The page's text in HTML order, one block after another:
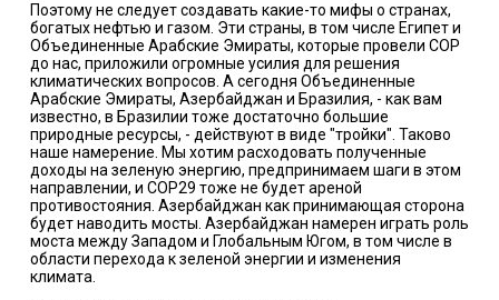
Поэтому не следует создавать какие-то мифы о странах,
богатых нефтью и газом. Эти страны, в том числе Египет и
Объединенные Арабские Эмираты, которые провели СОР
до нас, приложили огромные усилия для решения
климатических вопросов. А сегодня Объединенные
Арабские Эмираты, Азербайджан и Бразилия, - как вам
известно, в Бразилии тоже достаточно большие
природные ресурсы, - действуют в виде "тройки". Таково
наше намерение. Мы хотим расходовать полученные
доходы на зеленую энергию, предпринимаем шаги в этом
направлении, и СОР29 тоже не будет ареной
противостояния. Азербайджан как принимающая сторона
будет наводить мосты. Азербайджан намерен играть роль
моста между Западом и Глобальным Югом, в том числе в
области перехода к зеленой энергии и изменения
климата.